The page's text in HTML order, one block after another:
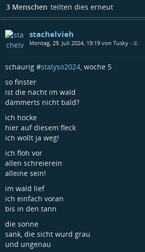
3 Menschen teilten dies erneut
stachelvieh
Montag, 29. Juli 2024, 19:19 von Tusky •
schaurig #stalyso2024, woche 5
so finster
ist die nacht im wald
dämmerts nicht bald?
ich hocke
hier auf diesem fleck
ich wollt ja weg!
ich floh vor
allen schreierein
alleine sein!
im wald lief
ich einfach voran
bis in den tann
die sonne
sank, die sicht wurd grau
und ungenau